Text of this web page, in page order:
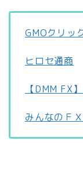
GMOクリッ
ヒロセ通商
【DMM FX
みんなのＦＸ